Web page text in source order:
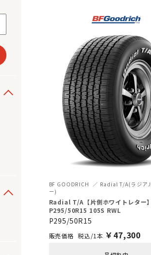
BF GOODRICH
Radial T/A(ラジア
ー)
Radial T/A【片側ホワイトレター】
P295/50R15 105S RWL
P295/50R15
税込/1本 ￥ 47,300